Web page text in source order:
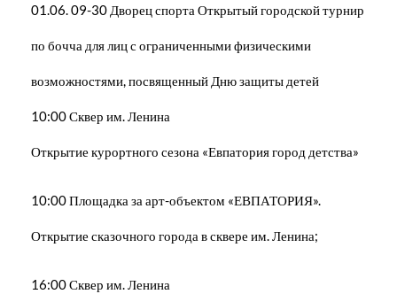
01.06. 09-30 Дворец спорта Открытый городской турнир
по бочча для лиц с ограниченными физическими
возможностями, посвященный Дню защиты детей
10:00 Сквер им. Ленина
Открытие курортного сезона «Евпатория город детства»
10:00 Площадка за арт-объектом «ЕВПАТОРИЯ».
Открытие сказочного города в сквере им. Ленина;
16:00 Сквер им. Ленина